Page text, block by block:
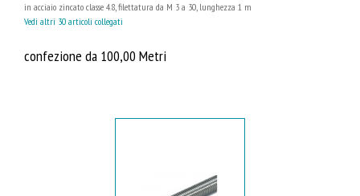
in acciaio zincato classe 4.8, filettatura da M 3 a 30, lunghezza 1 m
Vedi altri 30 articoli collegati
confezione da 100,00 Metri